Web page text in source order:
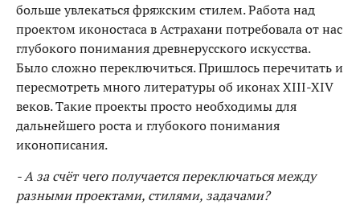
больше увлекаться фряжским стилем. Работа над
проектом иконостаса в Астрахани потребовала от нас
глубокого понимания древнерусского искусства.
Было сложно переключиться. Пришлось перечитать и
пересмотреть много литературы об иконах XIII-XIV
веков. Такие проекты просто необходимы для
дальнейшего роста и глубокого понимания
иконописания.
- А за счёт чего получается переключаться между
разными проектами, стилями, задачами?